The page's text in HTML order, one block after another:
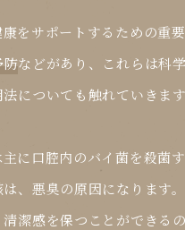
をサポートするための重
防などがあり、これらは科
についても触れていきます
主に口腔内のバイ菌を殺菌
、悪臭の原因になります。
潔感を保つことができる